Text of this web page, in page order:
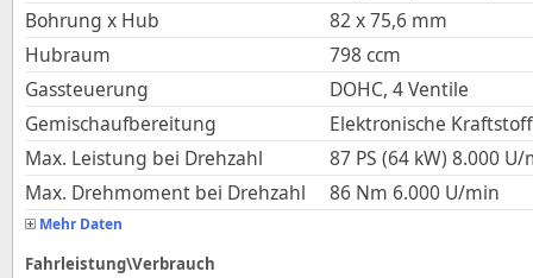
Bohrung x Hub
82 x75,6 mm
Hubraum
798 ccm
Gassteuerung
DOHC, 4 Ventile
Gemischaufbereitung
Elektronische
Max. Leistung bei Drehzahl
87 PS (64 kW) 8.000 U/
Max. Drehmoment bei Drehzahl
86 Nm 6.000 U/min
Mehr Daten
Fahrleistung\Verbrauch